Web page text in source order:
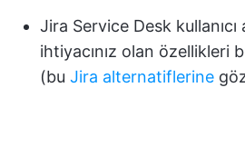
Jira Service Desk
ihtiyacınız olan özellikleri
(bu Jira alternatiflerine